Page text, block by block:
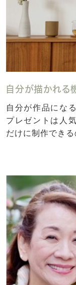
自分が描かれる
自分が作品にな
プレゼントは人
だけに制作できる